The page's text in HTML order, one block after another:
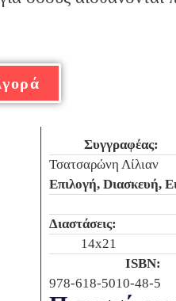
Συγγραφέας:
Τσατσαρώνη Λίλιαν
Επιλογή, Dιασκευή,
Διαστάσεις:
14x21
ISBN:
978-618-5010-48-5